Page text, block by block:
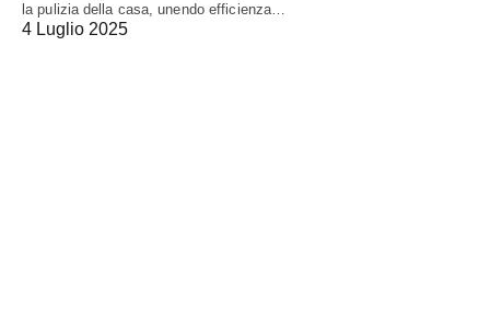
la pulizia della casa, unendo efficienza…
4 Luglio 2025